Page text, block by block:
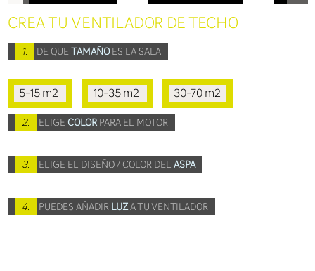
CREA TU VENTILADOR DE TECHO
1. DE QUE TAMAÑOES LA SALA
5-15 m2 10-35 m2 30-70 m2
2. ELIGE COLORPARA EL MOTOR
3. ELIGE EL DISEÑO / COLOR DEL ASPA
4. PUEDES AÑADIR LUZA TU VENTILADOR